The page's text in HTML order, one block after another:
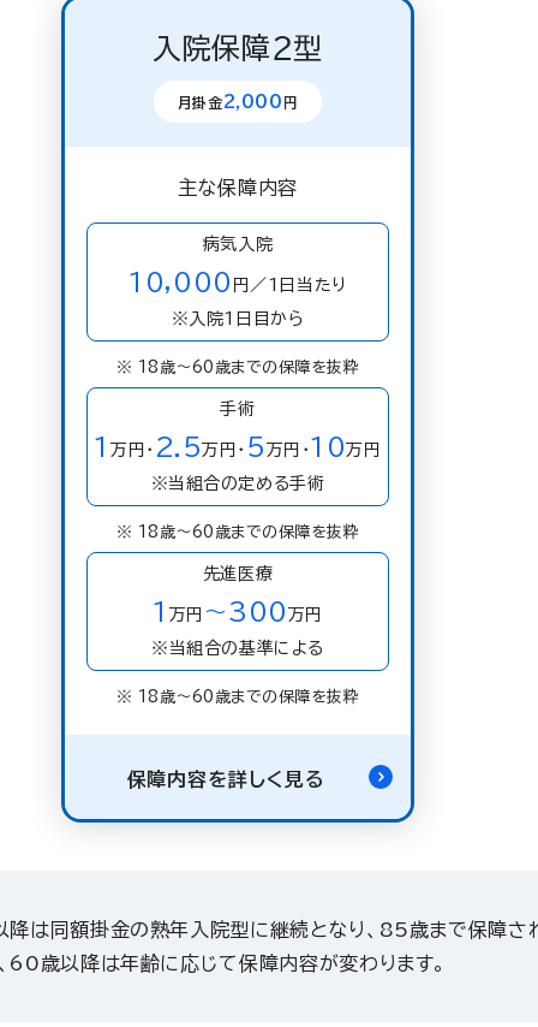
入院保障２型
月掛金2,000 円
主な保障内容
病気入院
10,000 円／1日当たり
※入院1日目から
※ 18歳〜60歳までの保障を抜粋
手術
1 万円・ 2.5万円・ 5 万円・ 10万円
※当組合の定める手術
※ 18歳〜60歳までの保障を抜粋
先進医療
1 万円 ～ 300 万円
※当組合の基準による
※ 18歳〜60歳までの保障を抜粋
保障内容を詳しく見る
は同額掛金の熟年入院型に継続となり、85歳まで保障さ
60歳以降は年齢に応じて保障内容が変わります。